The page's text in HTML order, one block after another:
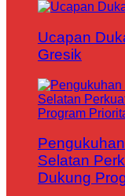
Ucapan
Gresik
Selatan
Dukung